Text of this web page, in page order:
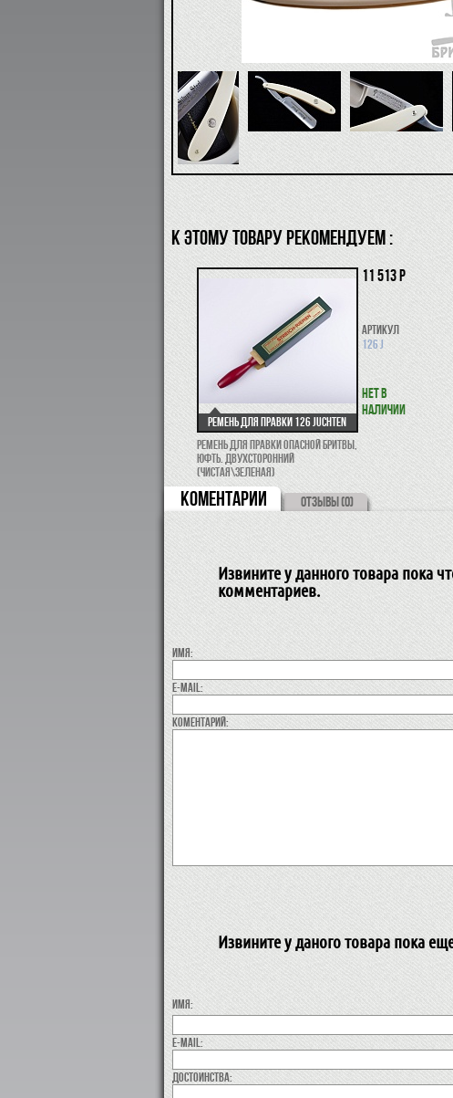
К ЭТОМУ ТОВАРУ РЕКОМЕНДУЕМ :
Ремень для правки 126 Juchten
Ремень для правки опасной бритвы,
юфть. Двухсторонний
(чистая\зеленая)
11 513 р
Артикул
126 J
Нет в
наличии
КОМЕНТАРИИ ОТЗЫВЫ (0)
Извините у данного товара пока
комментариев.
Имя:
E-MAIL:
коментарий:
Извините у даного товара пока
Имя:
E-MAIL:
Достоинства: